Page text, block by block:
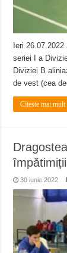
Ieri
seriei I a
Diviziei B
de vest (cea
Citeste mai mult
30 iunie 2022